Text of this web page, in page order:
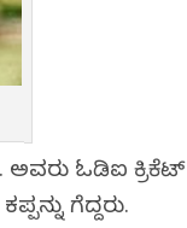
ಓಡಿಐ ಕ್ರಿಕೆಟ್
ಗೆದ್ದರು.